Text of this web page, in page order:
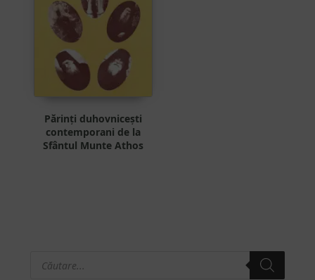
Părinți duhovnicești
contemporani de la
Sfântul Munte Athos
Bara
search